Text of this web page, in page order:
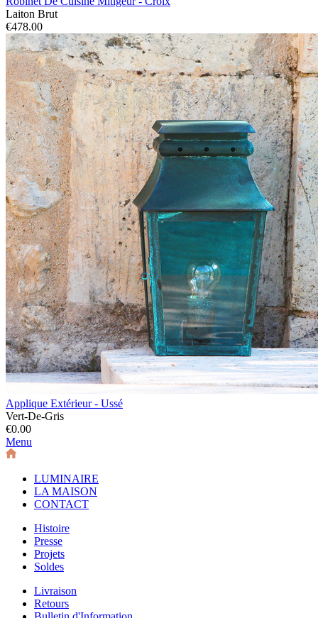
Laiton Brut
€478.00
Applique Extérieur - Ussé
Vert-De-Gris
€0.00
Menu
LUMINAIRE
LA MAISON
CONTACT
Histoire
Presse
Projets
Soldes
Livraison
Retours